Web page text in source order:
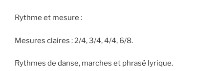
Rythme et mesure :
Mesures claires : 2/4, 3/4, 4/4, 6/8.
Rythmes de danse, marches et phrasé lyrique.